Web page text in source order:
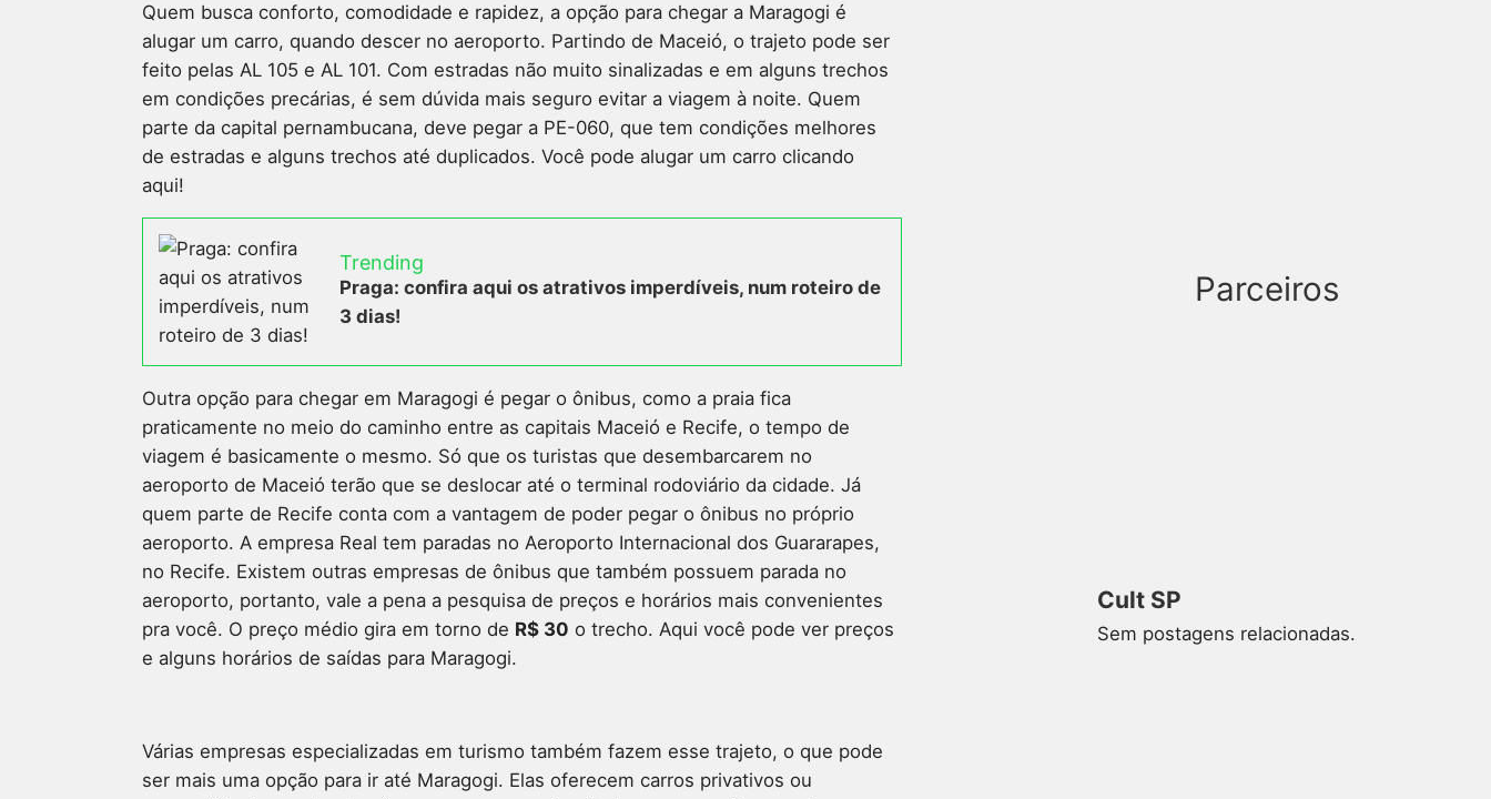
Quem busca conforto, comodidade e rapidez, a opção para chegar a Maragogi é
alugar um carro, quando descer no aeroporto. Partindo de Maceió, o trajeto pode ser
feito pelas AL 105 e AL 101. Com estradas não muito sinalizadas e em alguns trechos
em condições precárias, é sem dúvida mais seguro evitar a viagem à noite. Quem
parte da capital pernambucana, deve pegar a PE-060, que tem condições melhores
de estradas e alguns trechos até duplicados. Você pode alugar um carro clicando
aqui!
Trending
Praga: confira aqui os atrativos imperdíveis, num roteiro de
3 dias!
Outra opção para chegar em Maragogi é pegar o ônibus, como a praia fica
praticamente no meio do caminho entre as capitais Maceió e Recife, o tempo de
viagem é basicamente o mesmo. Só que os turistas que desembarcarem no
aeroporto de Maceió terão que se deslocar até o terminal rodoviário da cidade. Já
quem parte de Recife conta com a vantagem de poder pegar o ônibus no próprio
aeroporto. A empresa Real tem paradas no Aeroporto Internacional dos Guararapes,
no Recife. Existem outras empresas de ônibus que também possuem parada no
aeroporto, portanto, vale a pena a pesquisa de preços e horários mais convenientes
pra você. O preço médio gira em torno de R$ 30 o trecho. Aqui você pode ver preços
e alguns horários de saídas para Maragogi.
Várias empresas especializadas em turismo também fazem esse trajeto, o que pode
ser mais uma opção para ir até Maragogi. Elas oferecem carros privativos ou
Parceiros
Cult SP
Sem postagens relacionadas.